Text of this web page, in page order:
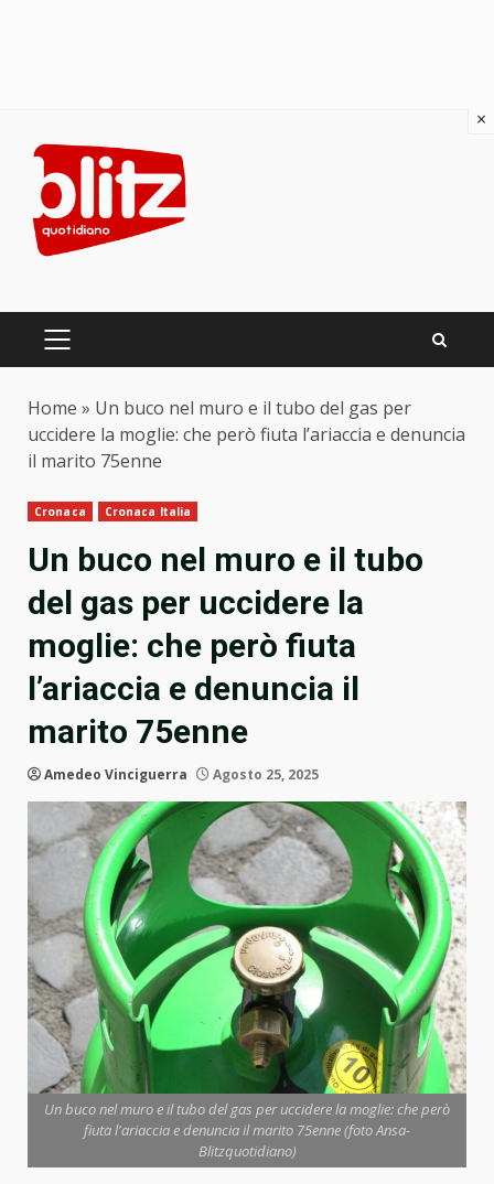
content
PRIMARY
Home » Un buco nel muro e il tubo del gas per
uccidere la moglie: che però fiuta l’ariaccia e denuncia
il marito 75enne
Cronaca Cronaca Italia
Un buco nel muro e il tubo
del gas per uccidere la
moglie: che però fiuta
l’ariaccia e denuncia il
marito 75enne
Amedeo Vinciguerra Agosto 25, 2025
Un buco nel muro e il tubo del gas per uccidere la moglie: che però
fiuta l'ariaccia e denuncia il marito 75enne (foto Ansa-
Blitzquotidiano)
×